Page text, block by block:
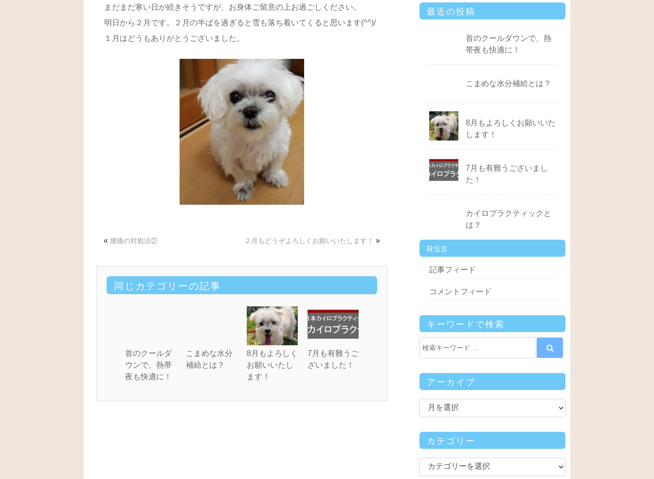
まだまだ寒い日が続きそうですが、お身体ご留意の上お過ごしください。
明日から２月です。２月の半ばを過ぎると雪も落ち着いてくると思います(^^)/
１月はどうもありがとうございました。
« 腰痛の対処法② ２月もどうぞよろしくお願いいたします！ »
同じカテゴリーの記事
首のクールダ
ウンで、熱帯
夜も快適に！
こまめな水分
補給とは？
8月もよろしく
お願いいたし
ます！
7月も有難うご
ざいました！
最近の投稿
首のクールダウンで、熱
帯夜も快適に！
こまめな水分補給とは？
8月もよろしくお願いいた
します！
7月も有難うございまし
た！
カイロプラクティックと
は？
RSS
記事フィード
コメントフィード
キーワードで検索
アーカイブ
カテゴリー